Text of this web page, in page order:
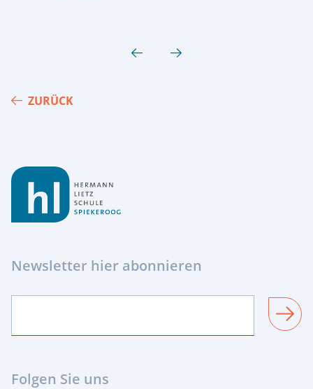
ZURÜCK
Newsletter hier abonnieren
SENDEN
Folgen Sie uns